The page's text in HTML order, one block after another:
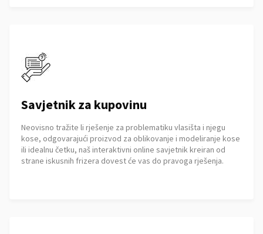
Savjetnik za kupovinu
Neovisno tražite li rješenje za problematiku vlasišta i njegu
kose, odgovarajući proizvod za oblikovanje i modeliranje kose
ili idealnu četku, naš interaktivni online savjetnik kreiran od
strane iskusnih frizera dovest će vas do pravoga rješenja.